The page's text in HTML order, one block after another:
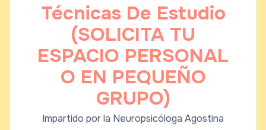
Técnicas De Estudio
(SOLICITA TU
ESPACIO PERSONAL
O EN PEQUEÑO
GRUPO)
Impartido por la Neuropsicóloga Agostina